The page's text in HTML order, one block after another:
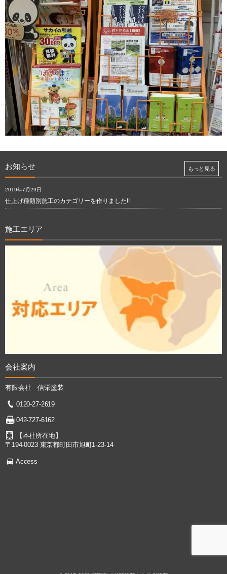
お知らせ
2019年7月29日
仕上げ種類別施工のカテゴリーを作りました!!
もっと見る
施工エリア
会社案内
有限会社 信栄塗装
0120-27-2619
042-727-6162
【本社所在地】
〒194-0023 東京都町田市旭町1-23-14
Access